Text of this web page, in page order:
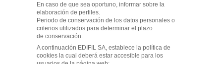
En caso de que sea oportuno, informar sobre la
elaboración de perfiles.
Periodo de conservación de los datos personales o
criterios utilizados para determinar el plazo
de conservación.
A continuación EDIFIL SA, establece la política de
cookies la cual deberá estar accesible para los